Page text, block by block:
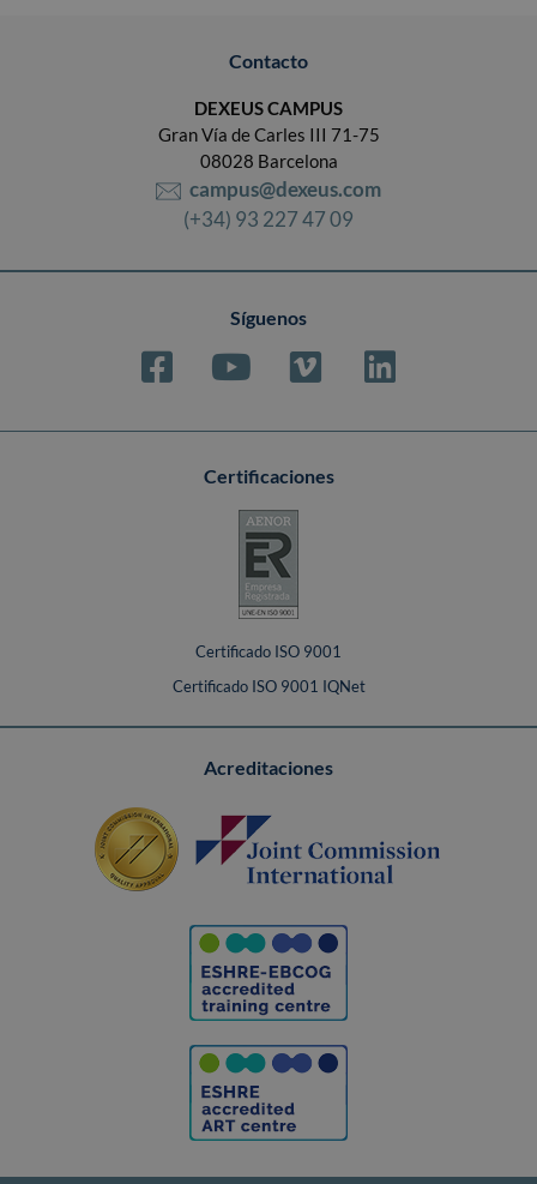
Contacto
DEXEUS CAMPUS
Gran Vía de Carles III 71-75
08028 Barcelona
campus@dexeus.com
(+34) 93 227 47 09
Síguenos
Certificaciones
Certificado ISO 9001
Certificado ISO 9001 IQNet
Acreditaciones